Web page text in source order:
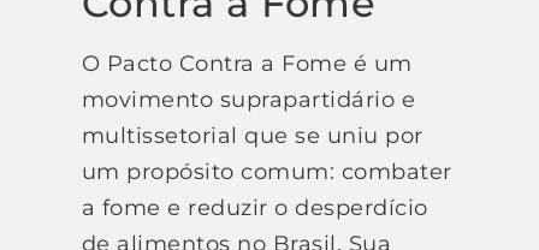
O Pacto Contra a Fome é um
movimento suprapartidário e
multissetorial que se uniu por
um propósito comum: combater
a fome e reduzir o desperdício
de alimentos no Brasil. Sua